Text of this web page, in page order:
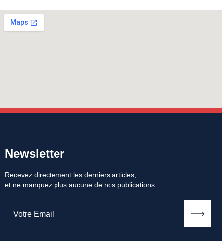
Newsletter
Recevez directement les derniers articles,
et ne manquez plus aucune de nos publications.